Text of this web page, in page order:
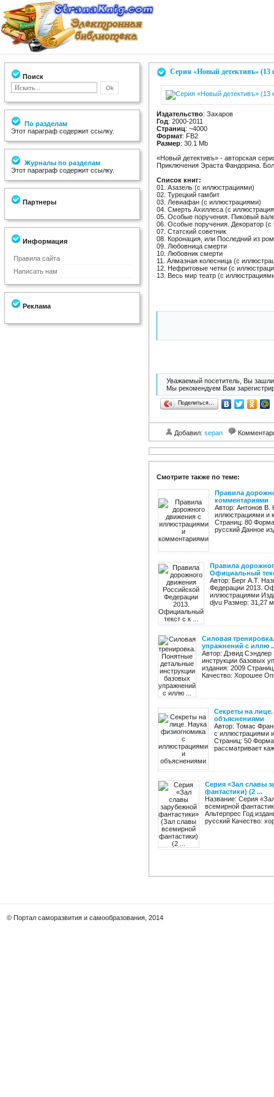
Поиск
По разделам
Этот параграф содержит ссылку.
Журналы по разделам
Этот параграф содержит ссылку.
Партнеры
Информация
Правила сайта
Написать нам
Реклама
Серия «Новый детективъ» (13
Издательство: Захаров
Год: 2000-2011
Страниц: ~4000
Формат: FB2
Размер: 30.1 Mb
«Новый детективъ» - авторская
Приключения Эраста Фандорина.
Список книг:
01. Азазель (с иллюстрациями)
02. Турецкий гамбит
03. Левиафан (с иллюстрациями)
04. Смерть Ахиллеса (с
05. Особые поручения. Пиковый
06. Особые поручения. Декоратор
07. Статский советник
08. Коронация, или Последний из
09. Любовница смерти
10. Любовник смерти
11. Алмазная колесница (с
12. Нефритовые четки (с
13. Весь мир театр (с
Уважаемый посетитель, Вы зашли
Мы рекомендуем Вам
Поделиться…
Добавил: sepan
Смотрите также по теме:
Правила
комментариями
Автор: Антонов В.
иллюстрациями и
Страниц: 80
русский Данное
Правила
Официальный
Автор: Берг А.Т.
Федерации 2013.
иллюстрациями
djvu Размер: 31,27
Силовая
упражнений с иллю
Автор: Дэвид Сэндлер
инструкции базовых
издания: 2009
Качество: Хорошее
Секреты на
объяснениями
Автор: Томас
с иллюстрациями
Страниц: 50
рассматривает
Серия «Зал славы
фантастики) (2 ...
Название: Серия
всемирной
Альтерпрес Год
русский Качество:
© Портал саморазвития и самообразования, 2014